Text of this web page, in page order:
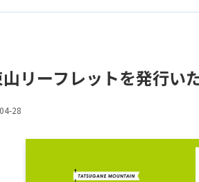
リーフレットを発行い
28